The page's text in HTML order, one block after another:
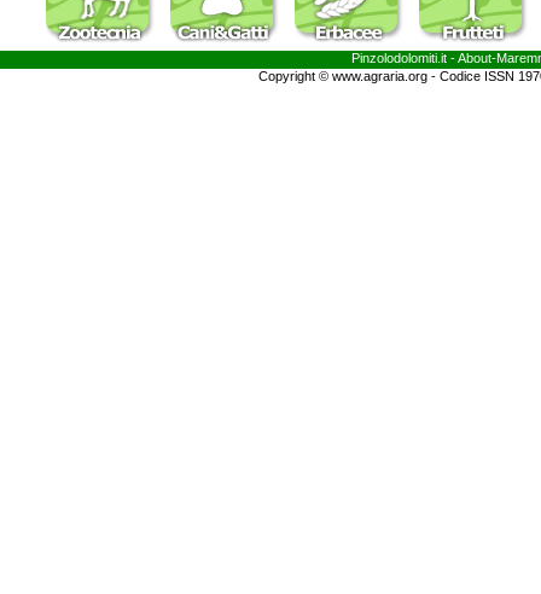
Pinzolodolomiti.it - About-
Copyright © www.agraria.org - Codice ISSN